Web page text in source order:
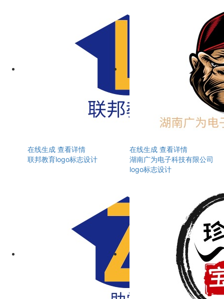
在线生成 查看详情
联邦教育logo标志设计
在线生成 查看详情
湖南广为电子科技有限公司
logo标志设计